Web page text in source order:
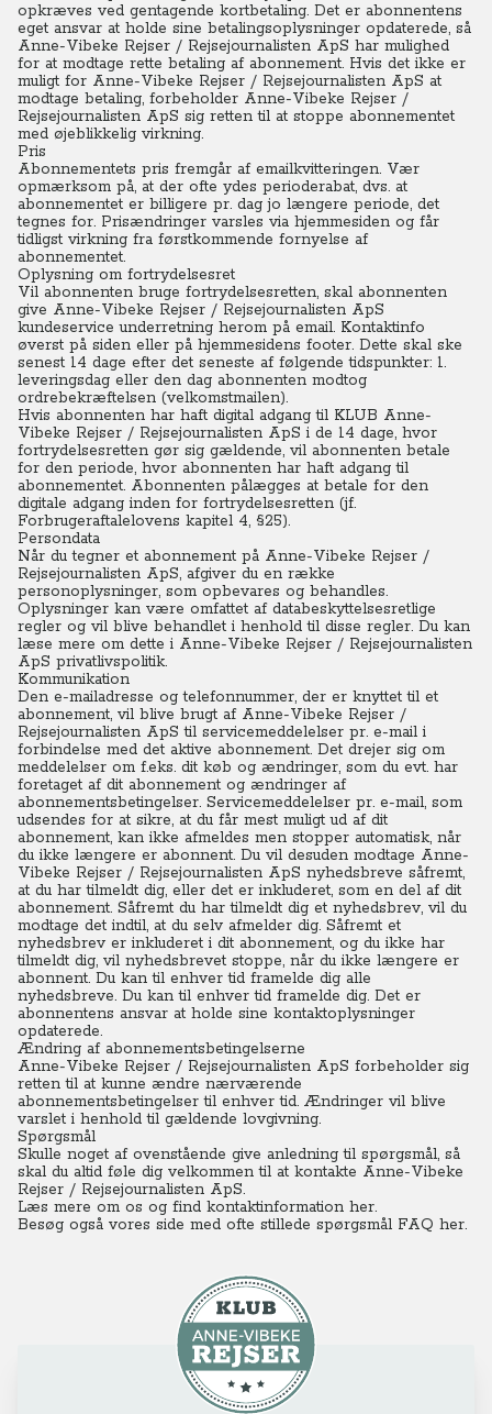
opkræves ved gentagende kortbetaling. Det er abonnentens
eget ansvar at holde sine betalingsoplysninger opdaterede, så
Anne-Vibeke Rejser / Rejsejournalisten ApS har mulighed
for at modtage rette betaling af abonnement. Hvis det ikke er
muligt for Anne-Vibeke Rejser / Rejsejournalisten ApS at
modtage betaling, forbeholder Anne-Vibeke Rejser /
Rejsejournalisten ApS sig retten til at stoppe abonnementet
med øjeblikkelig virkning.
Pris
Abonnementets pris fremgår af emailkvitteringen. Vær
opmærksom på, at der ofte ydes perioderabat, dvs. at
abonnementet er billigere pr. dag jo længere periode, det
tegnes for. Prisændringer varsles via hjemmesiden og får
tidligst virkning fra førstkommende fornyelse af
abonnementet.
Oplysning om fortrydelsesret
Vil abonnenten bruge fortrydelsesretten, skal abonnenten
give Anne-Vibeke Rejser / Rejsejournalisten ApS
kundeservice underretning herom på email. Kontaktinfo
øverst på siden eller på hjemmesidens footer. Dette skal ske
senest 14 dage efter det seneste af følgende tidspunkter: 1.
leveringsdag eller den dag abonnenten modtog
ordrebekræftelsen (velkomstmailen).
Hvis abonnenten har haft digital adgang til KLUB Anne-
Vibeke Rejser / Rejsejournalisten ApS i de 14 dage, hvor
fortrydelsesretten gør sig gældende, vil abonnenten betale
for den periode, hvor abonnenten har haft adgang til
abonnementet. Abonnenten pålægges at betale for den
digitale adgang inden for fortrydelsesretten (jf.
Forbrugeraftalelovens kapitel 4, §25).
Persondata
Når du tegner et abonnement på Anne-Vibeke Rejser /
Rejsejournalisten ApS, afgiver du en række
personoplysninger, som opbevares og behandles.
Oplysninger kan være omfattet af databeskyttelsesretlige
regler og vil blive behandlet i henhold til disse regler. Du kan
læse mere om dette i Anne-Vibeke Rejser / Rejsejournalisten
ApS privatlivspolitik.
Kommunikation
Den e-mailadresse og telefonnummer, der er knyttet til et
abonnement, vil blive brugt af Anne-Vibeke Rejser /
Rejsejournalisten ApS til servicemeddelelser pr. e-mail i
forbindelse med det aktive abonnement. Det drejer sig om
meddelelser om f.eks. dit køb og ændringer, som du evt. har
foretaget af dit abonnement og ændringer af
abonnementsbetingelser. Servicemeddelelser pr. e-mail, som
udsendes for at sikre, at du får mest muligt ud af dit
abonnement, kan ikke afmeldes men stopper automatisk, når
du ikke længere er abonnent. Du vil desuden modtage Anne-
Vibeke Rejser / Rejsejournalisten ApS nyhedsbreve såfremt,
at du har tilmeldt dig, eller det er inkluderet, som en del af dit
abonnement. Såfremt du har tilmeldt dig et nyhedsbrev, vil du
modtage det indtil, at du selv afmelder dig. Såfremt et
nyhedsbrev er inkluderet i dit abonnement, og du ikke har
tilmeldt dig, vil nyhedsbrevet stoppe, når du ikke længere er
abonnent. Du kan til enhver tid framelde dig alle
nyhedsbreve. Du kan til enhver tid framelde dig. Det er
abonnentens ansvar at holde sine kontaktoplysninger
opdaterede.
Ændring af abonnementsbetingelserne
Anne-Vibeke Rejser / Rejsejournalisten ApS forbeholder sig
retten til at kunne ændre nærværende
abonnementsbetingelser til enhver tid. Ændringer vil blive
varslet i henhold til gældende lovgivning.
Spørgsmål
Skulle noget af ovenstående give anledning til spørgsmål, så
skal du altid føle dig velkommen til at kontakte Anne-Vibeke
Rejser / Rejsejournalisten ApS.
Læs mere om os og find kontaktinformation her.
Besøg også vores side med ofte stillede spørgsmål FAQ her.